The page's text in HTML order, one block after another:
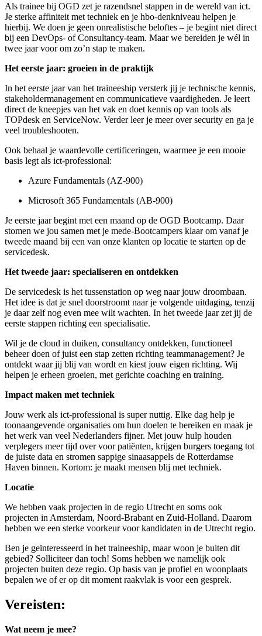
Als trainee bij OGD zet je razendsnel stappen in de wereld van ict.
Je sterke affiniteit met techniek en je hbo-denkniveau helpen je
hierbij. We doen je geen onrealistische beloftes – je begint niet direct
bij een DevOps- of Consultancy-team. Maar we bereiden je wél in
twee jaar voor om zo’n stap te maken.
Het eerste jaar: groeien in de praktijk
In het eerste jaar van het traineeship versterk jij je technische kennis,
stakeholdermanagement en communicatieve vaardigheden. Je leert
direct de kneepjes van het vak en doet kennis op van tools als
TOPdesk en ServiceNow. Verder leer je meer over security en ga je
veel troubleshooten.
Ook behaal je waardevolle certificeringen, waarmee je een mooie
basis legt als ict-professional:
Azure Fundamentals (AZ-900)
Microsoft 365 Fundamentals (AB-900)
Je eerste jaar begint met een maand op de OGD Bootcamp. Daar
stomen we jou samen met je mede-Bootcampers klaar om vanaf je
tweede maand bij een van onze klanten op locatie te starten op de
servicedesk.
Het tweede jaar: specialiseren en ontdekken
De servicedesk is het tussenstation op weg naar jouw droombaan.
Het idee is dat je snel doorstroomt naar je volgende uitdaging, tenzij
je daar zelf nog even mee wilt wachten. In het tweede jaar zet jij de
eerste stappen richting een specialisatie.
Wil je de cloud in duiken, consultancy ontdekken, functioneel
beheer doen of juist een stap zetten richting teammanagement? Je
ontdekt waar jij blij van wordt en kiest jouw eigen richting. Wij
helpen je erheen groeien, met gerichte coaching en training.
Impact maken met techniek
Jouw werk als ict-professional is super nuttig. Elke dag help je
toonaangevende organisaties om hun doelen te bereiken en maak je
het werk van veel Nederlanders fijner. Met jouw hulp houden
verplegers meer tijd over voor patiënten, krijgen burgers toegang tot
de juiste data en stromen sappige sinaasappels de Rotterdamse
Haven binnen. Kortom: je maakt mensen blij met techniek.
Locatie
We hebben vaak projecten in de regio Utrecht en soms ook
projecten in Amsterdam, Noord-Brabant en Zuid-Holland. Daarom
hebben we een sterke voorkeur voor kandidaten in de Utrecht regio.
Ben je geïnteresseerd in het traineeship, maar woon je buiten dit
gebied? Solliciteer dan toch! Soms hebben we namelijk ook
projecten buiten deze regio. Op basis van je profiel en woonplaats
bepalen we of er op dit moment raakvlak is voor een gesprek.
Vereisten:
Wat neem je mee?